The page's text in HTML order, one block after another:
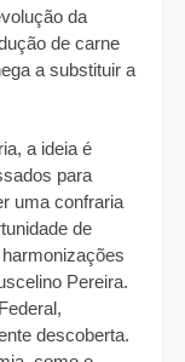
da
de carne
a substituir a
a ideia é
para
uma confraria
de
Pereira.
descoberta.